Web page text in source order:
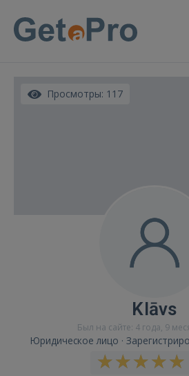
Просмотры: 117
Klāvs
Был на сайте: 4 года, 9
Юридическое лицо ·